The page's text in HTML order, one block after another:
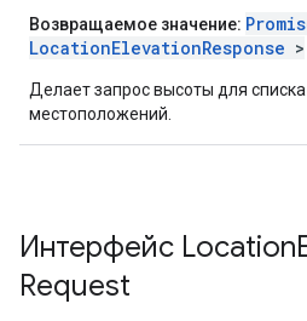
Возвращаемое значение:
LocationElevationResponse >
Делает запрос высоты для
местоположений.
Интерфейс Location
Request